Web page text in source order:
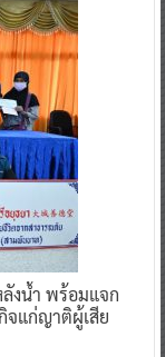
งน้ำ พร้อมแจก
จแก่ญาติผู้เสีย